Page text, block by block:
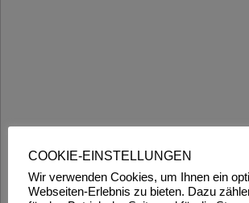
COOKIE-EINSTELLUNGEN
Wir verwenden Cookies, um Ihnen ein
Webseiten-Erlebnis zu bieten. Dazu